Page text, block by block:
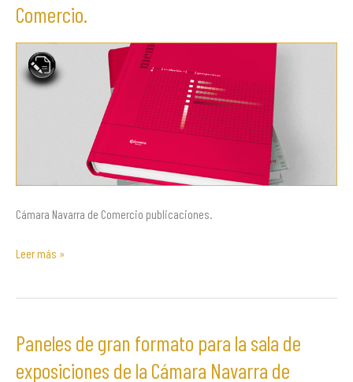
Comercio.
Cámara Navarra de Comercio publicaciones.
la
Cámara
Navarra
de
Leer más »
Paneles de gran formato para la sala de
exposiciones de la Cámara Navarra de
Paneles